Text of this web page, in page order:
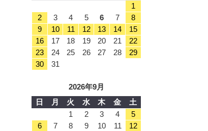
1
2
3 4 5 6 7
8
9
10 11 12 13 14
15
16
17 18 19 20 21
22
23
24 25 26 27 28
29
30
31
2026年9月
日
月 火 水 木 金
土
1
2 3 4
5
6
7 8 9 10 11 12